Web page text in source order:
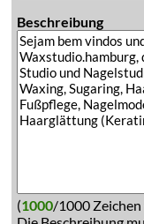
Beschreibung
(1000/1000